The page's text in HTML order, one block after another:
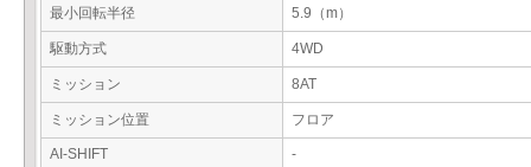
最小回転半径 5.9（m）
駆動方式 4WD
ミッション 8AT
ミッション位置 フロア
AI-SHIFT
-